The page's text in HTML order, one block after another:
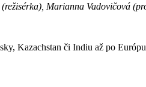
Marianna Vadovičová
Kazachstan či Indiu až po